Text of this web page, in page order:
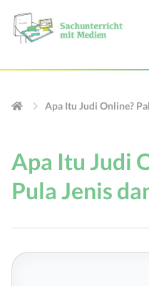
Apa Itu Judi Online?
Apa Itu Judi
Pula Jenis